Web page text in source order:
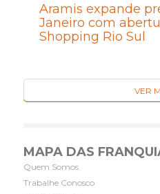
Aramis expande
Janeiro com
Shopping Rio Sul
VER
MAPA DAS
Quem Somos
Trabalhe Conosco